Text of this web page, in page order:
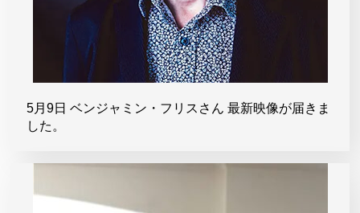
5月9日 ベンジャミン・フリスさん 最新映像が届きま
した。